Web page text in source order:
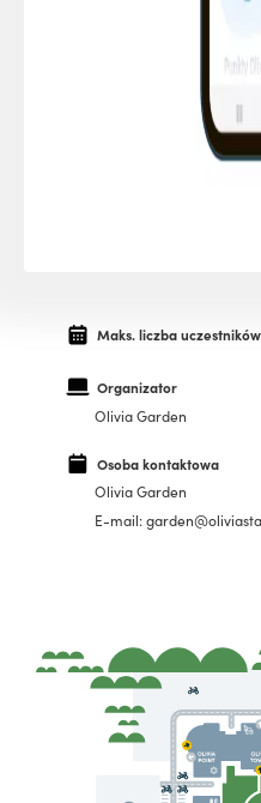
Maks. liczba uczestników
Organizator
Olivia Garden
Osoba kontaktowa
Olivia Garden
E-mail: